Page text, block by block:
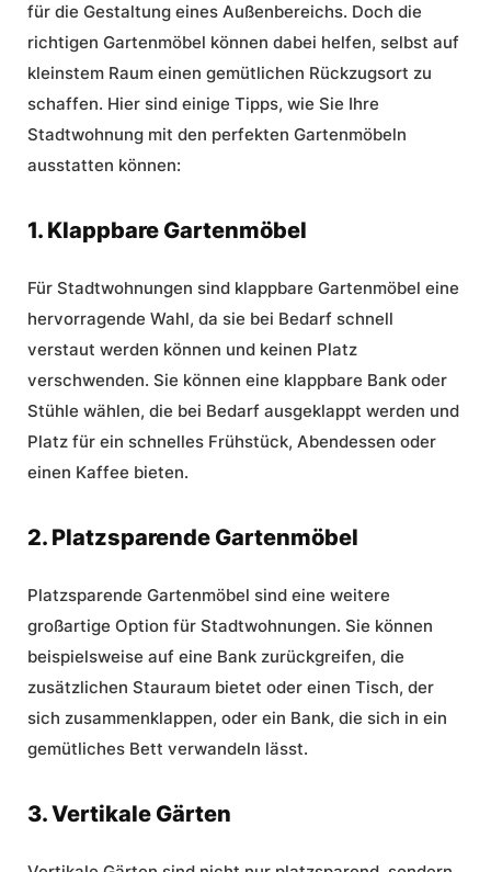
für die Gestaltung eines Außenbereichs. Doch die
richtigen Gartenmöbel können dabei helfen, selbst auf
kleinstem Raum einen gemütlichen Rückzugsort zu
schaffen. Hier sind einige Tipps, wie Sie Ihre
Stadtwohnung mit den perfekten Gartenmöbeln
ausstatten können:
1. Klappbare Gartenmöbel
Für Stadtwohnungen sind klappbare Gartenmöbel eine
hervorragende Wahl, da sie bei Bedarf schnell
verstaut werden können und keinen Platz
verschwenden. Sie können eine klappbare Bank oder
Stühle wählen, die bei Bedarf ausgeklappt werden und
Platz für ein schnelles Frühstück, Abendessen oder
einen Kaffee bieten.
2. Platzsparende Gartenmöbel
Platzsparende Gartenmöbel sind eine weitere
großartige Option für Stadtwohnungen. Sie können
beispielsweise auf eine Bank zurückgreifen, die
zusätzlichen Stauraum bietet oder einen Tisch, der
sich zusammenklappen, oder ein Bank, die sich in ein
gemütliches Bett verwandeln lässt.
3. Vertikale Gärten